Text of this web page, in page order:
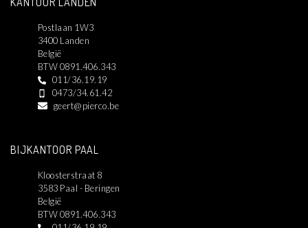
Postlaan 1W3
3400 Landen
België
BTW 0891.406.343
011/36.19.19
0473/34.61.42
geert@pierco.be
BIJKANTOOR PAAL
Kloosterstraat 8
3583 Paal - Beringen
België
BTW 0891.406.343